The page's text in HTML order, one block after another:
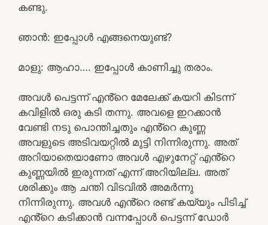
കണ്ടു.
ഞാൻ: ഇപ്പോൾ എങ്ങനെയുണ്ട്?
മാളു: ആഹാ…. ഇപ്പോൾ കാണിച്ചു തരാം.
അവൾ പെട്ടന്ന് എൻ്റെ മേലേക്ക് കയറി കിടന്ന്
കവിളിൽ ഒരു കടി തന്നു. അവളെ ഇറക്കാൻ
വേണ്ടി നടു പൊന്തിച്ചതും എൻ്റെ കുണ്ണ
അവളുടെ അടിവയറ്റിൽ മുട്ടി നിന്നിരുന്നു. അത്
അറിയാതെയാണോ അവൾ എഴുനേറ്റ് എൻ്റെ
കുണ്ണയിൽ ഇരുന്നത് എന്ന് അറിയില്ല. അത്
ശരിക്കും ആ ചന്തി വിടവിൽ അമർന്നു
നിന്നിരുന്നു. അവൾ എൻ്റെ രണ്ട് കയ്യും പിടിച്ച്
എൻ്റെ കടിക്കാൻ വന്നപ്പോൾ പെട്ടന്ന് ഡോർ